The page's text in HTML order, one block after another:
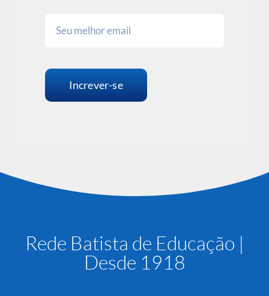
Increver-se
Rede Batista de Educação |
Desde 1918